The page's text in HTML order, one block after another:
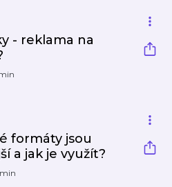
- reklama na
formáty jsou
a jak je využít?